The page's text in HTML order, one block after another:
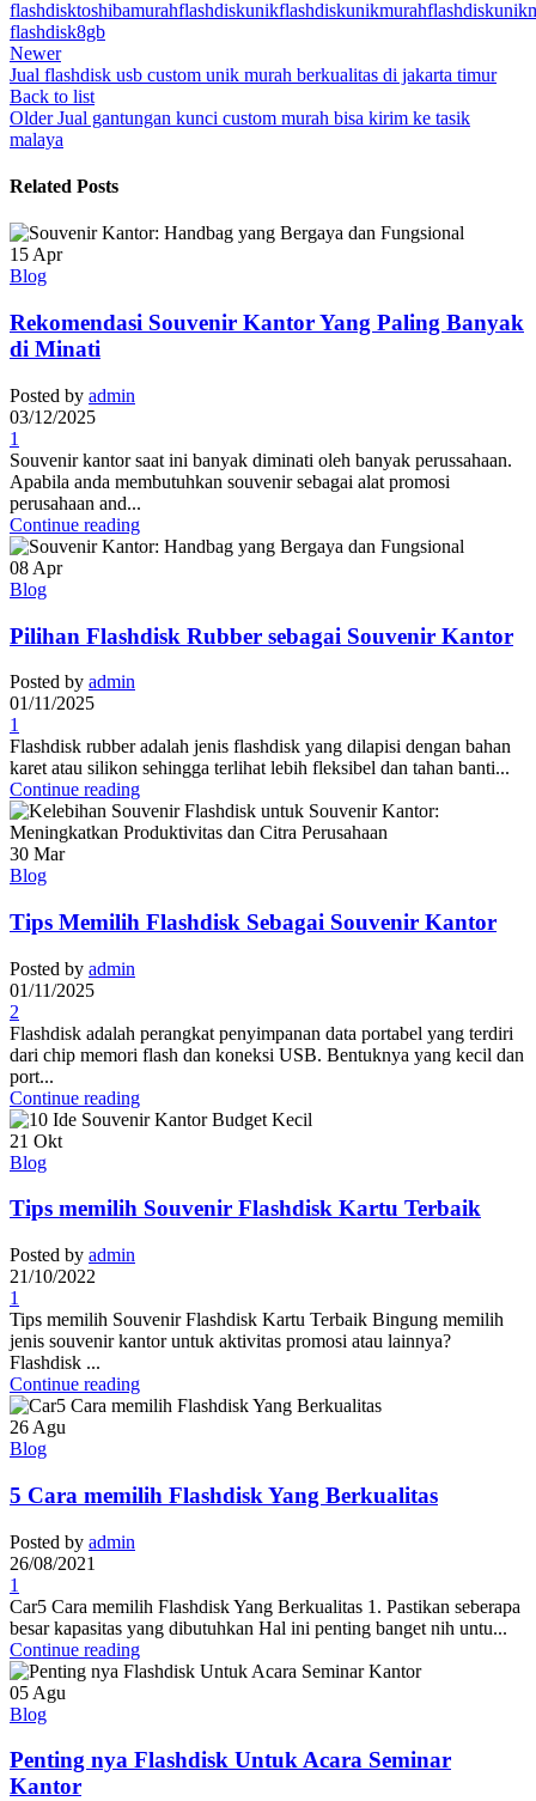
flashdisktoshibamurahflashdiskunikflashdiskunikmurah
flashdisk8gb
Newer
Jual flashdisk usb custom unik murah berkualitas di jakarta timur
Back to list
Older Jual gantungan kunci custom murah bisa kirim ke tasik
malaya
Related Posts
15Apr
Blog
Rekomendasi Souvenir Kantor Yang Paling Banyak
di Minati
Posted by admin
03/12/2025
1
Souvenir kantor saat ini banyak diminati oleh banyak perussahaan.
Apabila anda membutuhkan souvenir sebagai alat promosi
perusahaan and...
Continue reading
08 Apr
Blog
Pilihan Flashdisk Rubber sebagai Souvenir Kantor
Posted by admin
01/11/2025
1
Flashdisk rubber adalah jenis flashdisk yang dilapisi dengan bahan
karet atau silikon sehingga terlihat lebih fleksibel dan tahan banti...
Continue reading
30 Mar
Blog
Tips Memilih Flashdisk Sebagai Souvenir Kantor
Posted by admin
01/11/2025
2
Flashdisk adalah perangkat penyimpanan data portabel yang terdiri
dari chip memori flash dan koneksi USB. Bentuknya yang kecil dan
port...
Continue reading
21 Okt
Blog
Tips memilih Souvenir Flashdisk Kartu Terbaik
Posted by admin
21/10/2022
1
Tips memilih Souvenir Flashdisk Kartu Terbaik Bingung memilih
jenis souvenir kantor untuk aktivitas promosi atau lainnya?
Flashdisk ...
Continue reading
26 Agu
Blog
5 Cara memilih Flashdisk Yang Berkualitas
Posted by admin
26/08/2021
1
Car5 Cara memilih Flashdisk Yang Berkualitas 1. Pastikan seberapa
besar kapasitas yang dibutuhkan Hal ini penting banget nih untu...
Continue reading
05 Agu
Blog
Penting nya Flashdisk Untuk Acara Seminar
Kantor